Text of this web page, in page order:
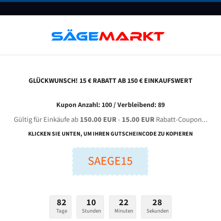
FAQ GUTSCHEINE BLOG KONTAKT
HONGYUAN Machinery G 4230/60 für 4060 mm Bi-
Bandsägeblätter
Breite (mm):
GLÜCKWUNSCH! 15 € RABATT AB 150 € EINKAUFSWERT
Kupon Anzahl: 100 / Verbleibend: 89
Gültig für Einkäufe ab150.00 EUR- 15.00 EURRabatt-Coupon...
KLICKEN SIE UNTEN, UM IHREN GUTSCHEINCODE ZU KOPIEREN
SAEGE15
82
Tage
10
Stunden
22
Minuten
27
Sekunden